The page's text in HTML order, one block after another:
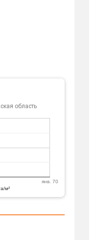
область
м²
янв. 70